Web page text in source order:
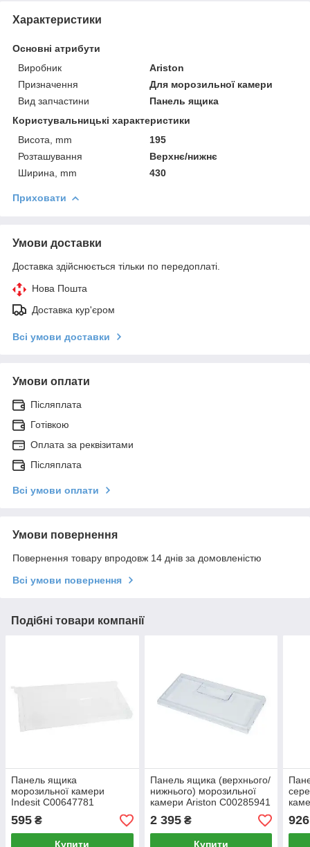
Характеристики
Основні атрибути
Виробник
Ariston
Призначення
Для морозильної камери
Вид запчастини
Панель ящика
Користувальницькі характеристики
Висота, mm
195
Розташування
Верхнє/нижнє
Ширина, mm
430
Приховати
Умови доставки
Доставка здійснюється тільки по передоплаті.
Нова Пошта
Доставка кур'єром
Всі умови доставки
Умови оплати
Післяплата
Готівкою
Оплата за реквізитами
Післяплата
Всі умови оплати
Умови повернення
Повернення товару впродовж 14 днів за домовленістю
Всі умови повернення
Подібні товари компанії
Панель ящика
морозильної камери
Indesit C00647781
420х195 мм (відкидна,
верхня)
595 ₴
Купити
Панель ящика (верхнього/
нижнього) морозильної
камери Ariston C00285941
430х197 мм
2 395₴
Купити
926